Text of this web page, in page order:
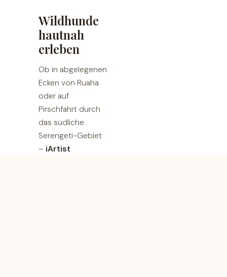
Wildhunde
hautnah
erleben
Ob in abgelegenen
Ecken von Ruaha
oder auf
Pirschfahrt durch
das südliche
Serengeti-Gebiet
– iArtist